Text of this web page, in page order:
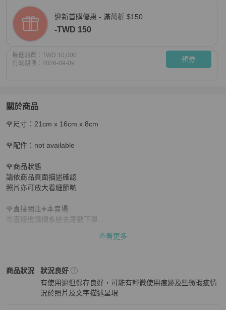
迎新首購優惠 - 滿萬折 $150
-TWD 150
最低消費： TWD 10,000
有效期限： 2026-09-09 領券
關於商品
關於💝FuFu.Style ⟡.·* Gucci 緹花斜背包郵差包
🌹尺寸：21cm x 16cm x 8cm
🌹配件：not available
🌹商品狀態
請依商品頁面描述確認
照片亦可放大看細節喲
🌹直接關注➕本賣場
🉑直接進議價系統去尾數下單
🔍二奢商品默認瑕疵完美主義慎拍
🔍網圖如果有冒犯請通知刪除圖片
🔍商品在不同燈光之下有些微色差
🔍尺寸均手工測量可能1-3cm落差
查看更多
商品狀況
Gucci男包 商品狀態與細節
狀況良好
有使用過但保存良好，可能有輕微使用痕跡及些微瑕疵情
況於照片及文字描述呈現